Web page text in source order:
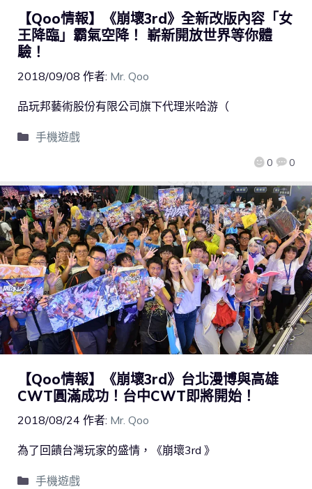
【Qoo情報】《崩壞3rd》全新改版內容「女
王降臨」霸氣空降！ 嶄新開放世界等你體
驗！
2018/09/08 作者: Mr. Qoo
0 0
品玩邦藝術股份有限公司旗下代理米哈游（
手機遊戲
【Qoo情報】《崩壞3rd》台北漫博與高雄
CWT圓滿成功！台中CWT即將開始！
2018/08/24 作者: Mr. Qoo
為了回饋台灣玩家的盛情，《崩壞3rd 》
手機遊戲